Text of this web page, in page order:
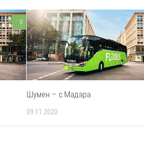
0
Шумен – с.Мадара
09.11.2020